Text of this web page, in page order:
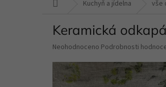
Kuchyň a jídelna vše
Keramická
Průměrné
produktu
Neohodnoceno Podrobnosti